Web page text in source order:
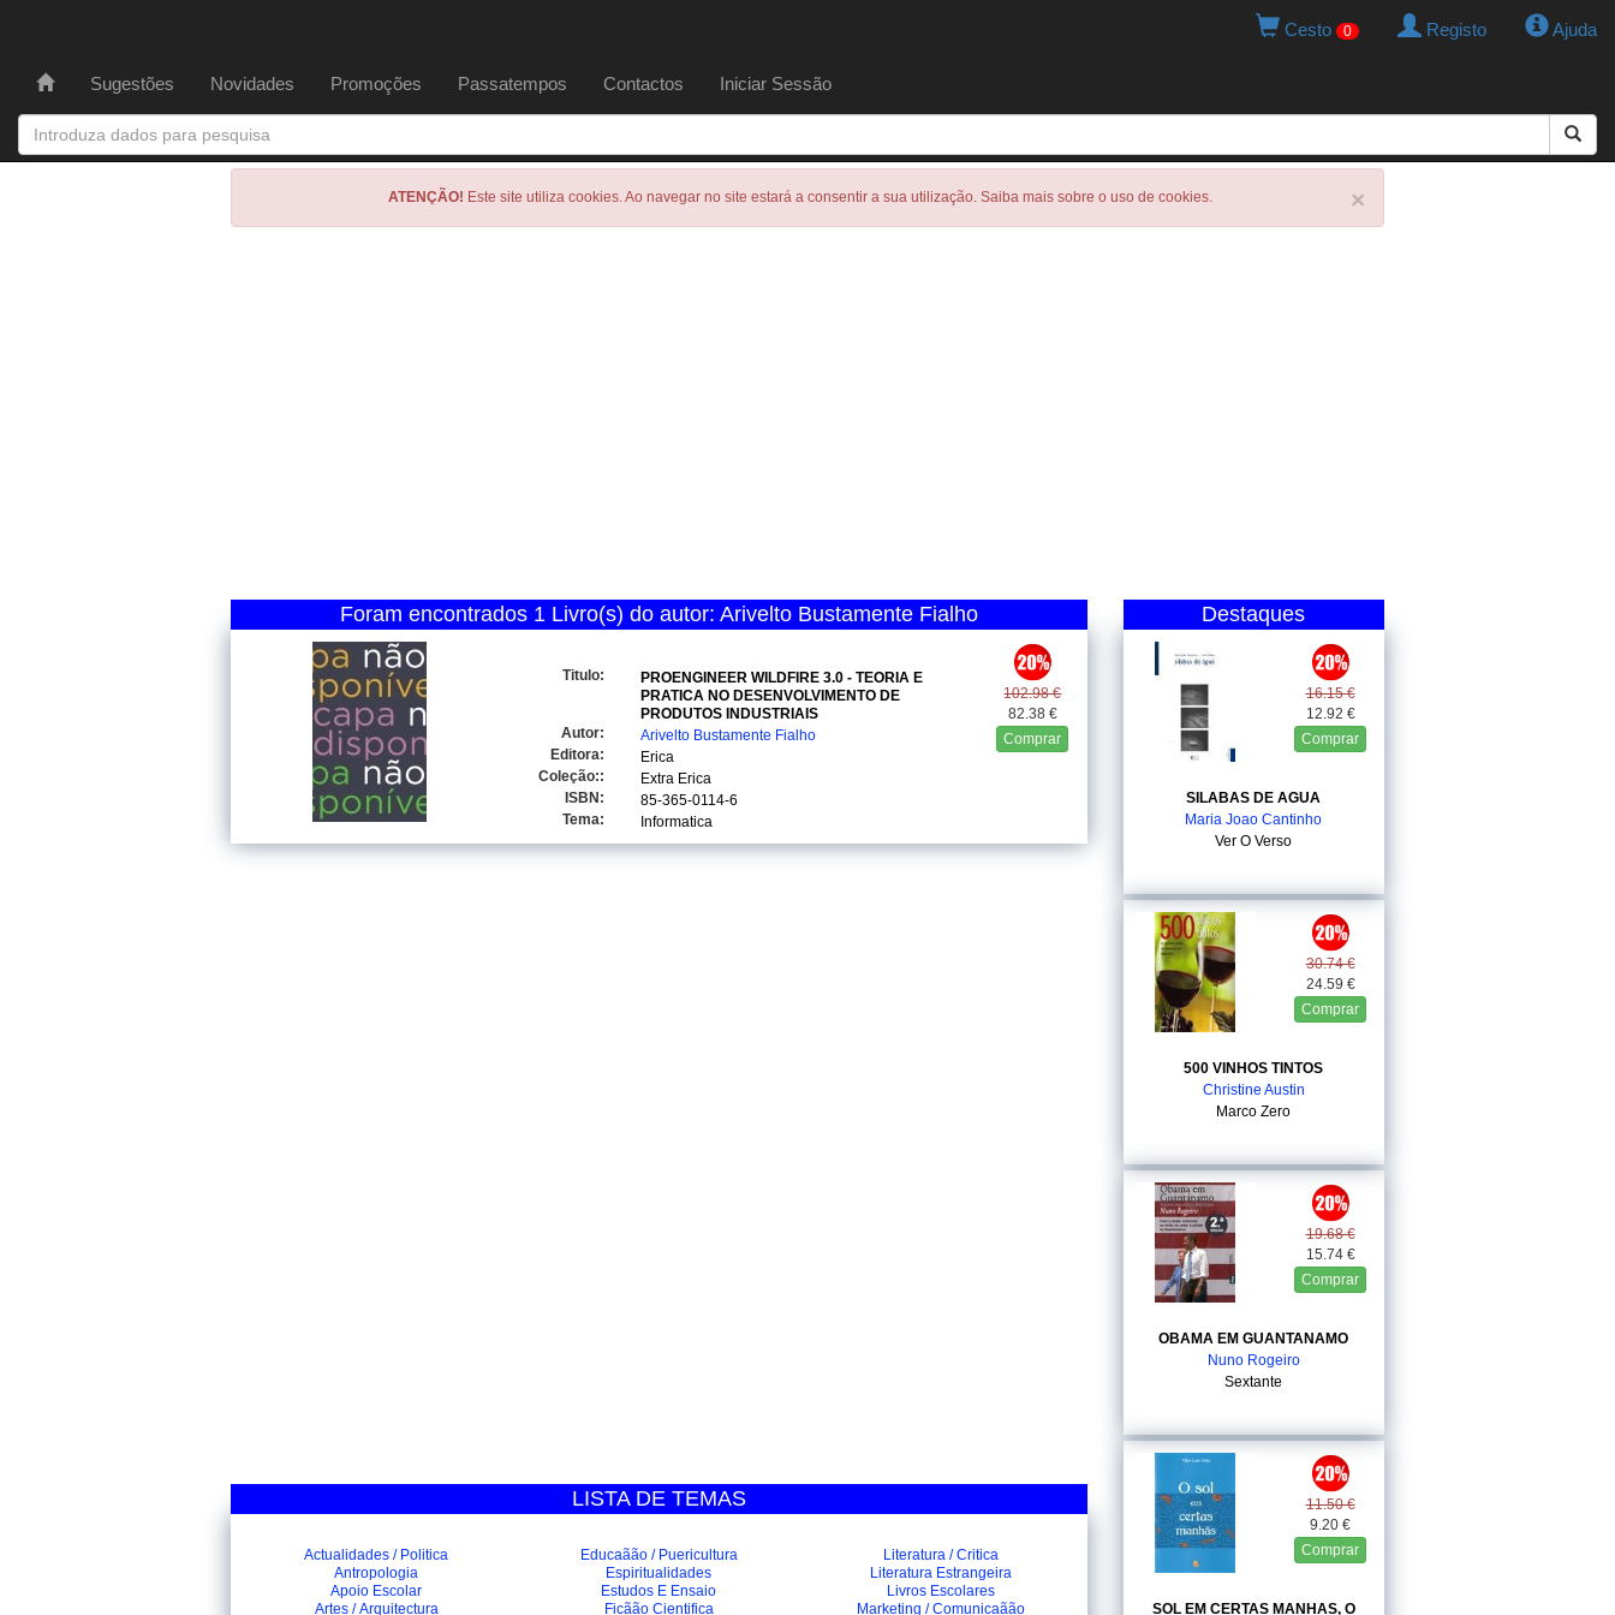
Cesto 0 Registo Ajuda
Sugestões Novidades Promoções Passatempos Contactos Iniciar Sessão
×
ATENÇÃO! Este site utiliza cookies. Ao navegar no site estará a consentir a sua utilização. Saiba mais sobre o uso de cookies.
Foram encontrados 1 Livro(s) do autor: Arivelto Bustamente Fialho
102.98 €
82.38 €
Comprar
Titulo:
PROENGINEER WILDFIRE 3.0 - TEORIA E
PRATICA NO DESENVOLVIMENTO DE
PRODUTOS INDUSTRIAIS
Autor:
Arivelto Bustamente Fialho
Editora:
Erica
Coleção::
Extra Erica
ISBN:
85-365-0114-6
Tema:
Informatica
LISTA DE TEMAS
Actualidades / Politica
Antropologia
Apoio Escolar
Artes / Arquitectura
Educaãão / Puericultura
Espiritualidades
Estudos E Ensaio
Ficãão Cientifica
Literatura / Critica
Literatura Estrangeira
Livros Escolares
Marketing / Comunicaãão
Destaques
16.15 €
12.92 €
Comprar
SILABAS DE AGUA
Maria Joao Cantinho
Ver O Verso
30.74 €
24.59 €
Comprar
500 VINHOS TINTOS
Christine Austin
Marco Zero
19.68 €
15.74 €
Comprar
OBAMA EM GUANTANAMO
Nuno Rogeiro
Sextante
11.50 €
9.20 €
Comprar
SOL EM CERTAS MANHAS, O